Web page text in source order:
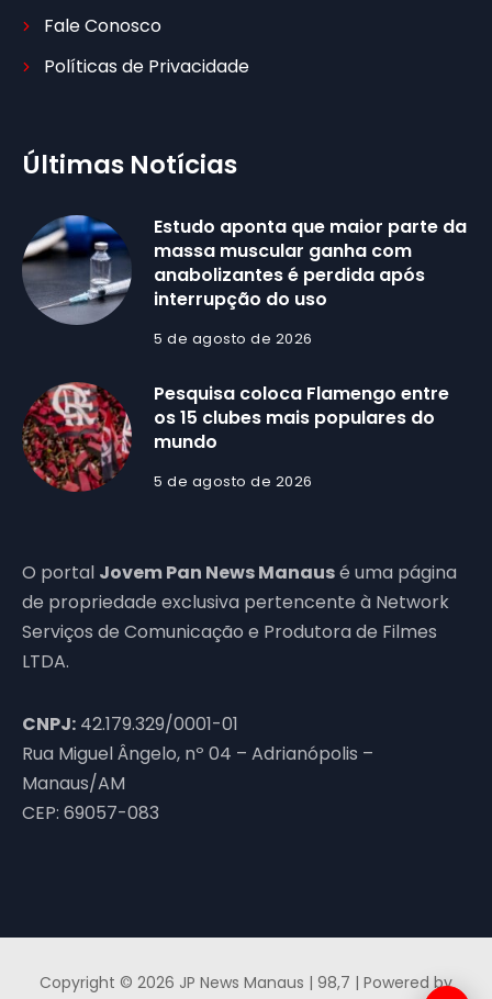
Fale Conosco
Políticas de Privacidade
Últimas Notícias
Estudo aponta que maior parte da
massa muscular ganha com
anabolizantes é perdida após
interrupção do uso
5 de agosto de 2026
Pesquisa coloca Flamengo entre
os 15 clubes mais populares do
mundo
5 de agosto de 2026
O portal Jovem Pan News Manausé uma página
de propriedade exclusiva pertencente à Network
Serviços de Comunicação e Produtora de Filmes
LTDA.
CNPJ: 42.179.329/0001-01
Rua Miguel Ângelo, nº 04 – Adrianópolis –
Manaus/AM
CEP: 69057-083
Copyright © 2026 JP News Manaus | 98,7 | Powered by